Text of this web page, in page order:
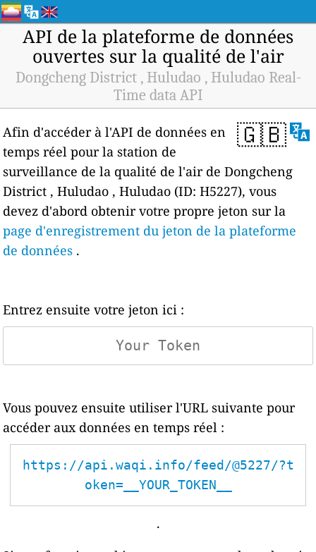
API de la plateforme de données
ouvertes sur la qualité de l'air
Dongcheng District , Huludao , Huludao Real-
Time data API
🇬🇧
Afin d'accéder à l'API de données en
temps réel pour la station de
surveillance de la qualité de l'air de Dongcheng
District , Huludao , Huludao (ID: H5227), vous
devez d'abord obtenir votre propre jeton sur la
page d'enregistrement du jeton de la plateforme
de données .
Entrez ensuite votre jeton ici :
Vous pouvez ensuite utiliser l'URL suivante pour
accéder aux données en temps réel :
https://api.waqi.info/feed/@5227/?t
oken=__YOUR_TOKEN__
.